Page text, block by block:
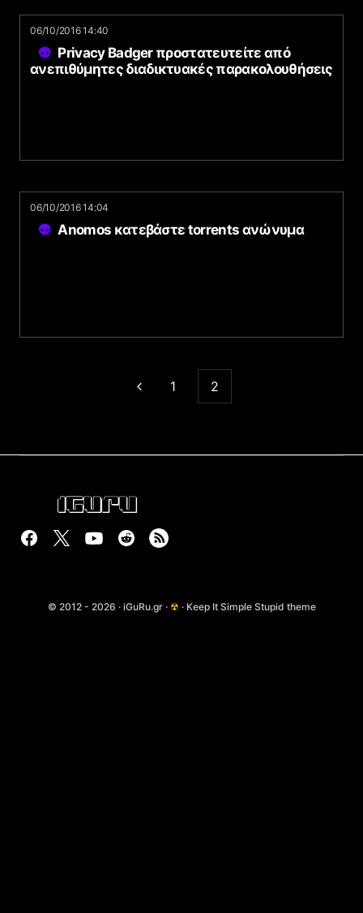
06/10/2016 14:40
Privacy Badger προστατευτείτε από
ανεπιθύμητες διαδικτυακές παρακολουθήσεις
06/10/2016 14:04
Anomos κατεβάστε torrents ανώνυμα
1 2
© 2012 - 2026 · iGuRu.gr · ☢ · Keep It Simple Stupid theme